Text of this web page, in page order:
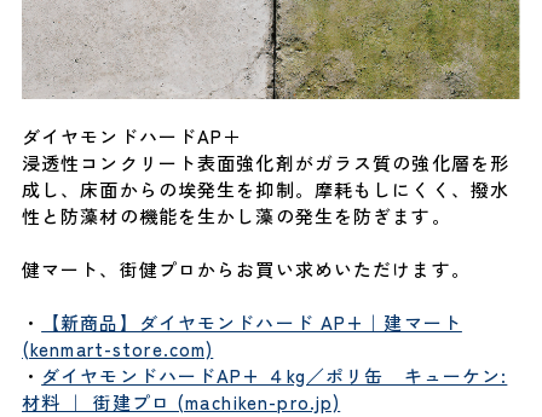
ダイヤモンドハードAP＋
浸透性コンクリート表面強化剤がガラス質の強化層を形
成し、床面からの埃発生を抑制。摩耗もしにくく、撥水
性と防藻材の機能を生かし藻の発生を防ぎます。
健マート、街健プロからお買い求めいただけます。
・
【新商品】ダイヤモンドハード AP+｜建マート
(kenmart-store.com)
・ ダイヤモンドハードAP+ ４kg／ポリ缶 キューケン:
材料 ｜ 街建プロ (machiken-pro.jp)